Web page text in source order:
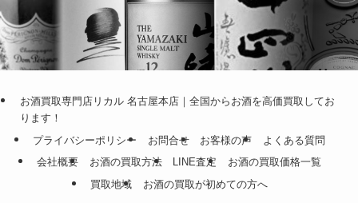
お酒買取専門店リカル 名古屋本店｜全国からお酒を高価買取してお
ります！
プライバシーポリシー
お問合せ お客様の声
よくある質問
会社概要
お酒の買取方法 LINE査定
お酒の買取価格一覧
買取地域
お酒の買取が初めての方へ